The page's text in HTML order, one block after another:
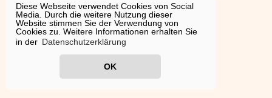
Diese Webseite verwendet Cookies von Social
Media. Durch die weitere Nutzung dieser
Website stimmen Sie der Verwendung von
Cookies zu. Weitere Informationen erhalten Sie
in der Datenschutzerklärung
OK